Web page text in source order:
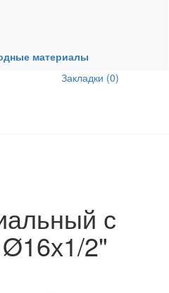
материалы
Закладки (0)
с
2"